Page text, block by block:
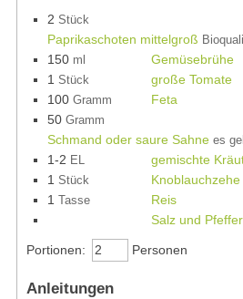
2 Stück
Paprikaschoten mittelgroß
150 ml
Gemüsebrühe
1 Stück
große Tomate
100 Gramm
Feta
50 Gramm
Schmand oder saure Sahne es
1-2 EL gemischte
1 Stück
Knoblauchzehe
1
Tasse
Reis
Salz und Pfeffer
Portionen: Personen
Anleitungen